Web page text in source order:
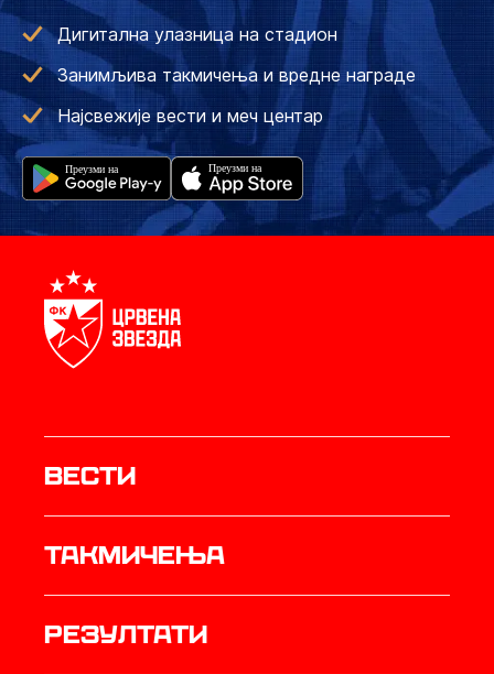
Дигитална улазница на стадион
Занимљива такмичења и вредне награде
Најсвежије вести и меч центар
Вести
Такмичења
резултати